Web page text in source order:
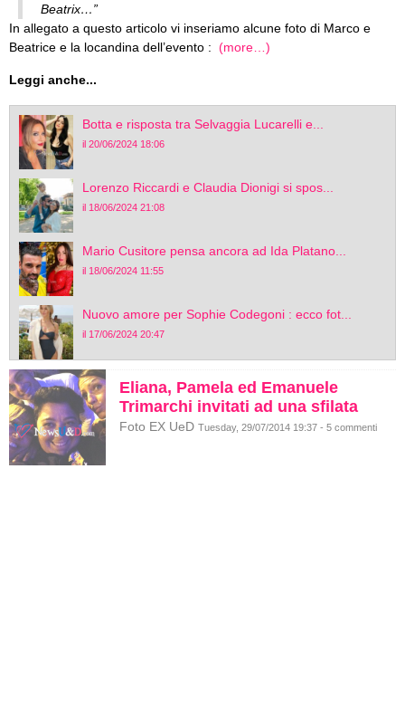
Beatrix…”
In allegato a questo articolo vi inseriamo alcune foto di Marco e
Beatrice e la locandina dell’evento : (more…)
Leggi anche...
Botta e risposta tra Selvaggia Lucarelli e...
il 20/06/2024 18:06
Lorenzo Riccardi e Claudia Dionigi si spos...
il 18/06/2024 21:08
Mario Cusitore pensa ancora ad Ida Platano...
il 18/06/2024 11:55
Nuovo amore per Sophie Codegoni : ecco fot...
il 17/06/2024 20:47
Eliana, Pamela ed Emanuele
Trimarchi invitati ad una sfilata
Foto EX UeD Tuesday, 29/07/2014 19:37 - 5 commenti